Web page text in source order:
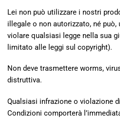
Lei non può utilizzare i nostri
illegale o non autorizzato, né
violare qualsiasi legge nella sua
limitato alle leggi sul copyright).
Non deve trasmettere worms,
distruttiva.
Qualsiasi infrazione o violazione
Condizioni comporterà